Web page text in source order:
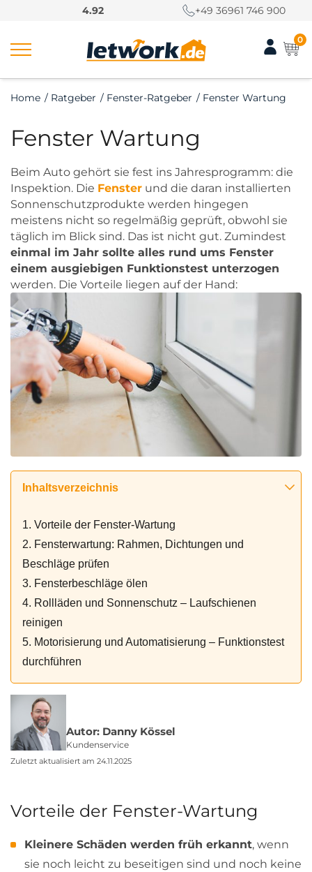
4.92 +49 36961 746 900
0
Home / Ratgeber / Fenster-Ratgeber / Fenster Wartung
Fenster Wartung
Beim Auto gehört sie fest ins Jahresprogramm: die
Inspektion. Die Fenster und die daran installierten
Sonnenschutzprodukte werden hingegen
meistens nicht so regelmäßig geprüft, obwohl sie
täglich im Blick sind. Das ist nicht gut. Zumindest
einmal im Jahr sollte alles rund ums Fenster
einem ausgiebigen Funktionstest unterzogen
werden. Die Vorteile liegen auf der Hand:
Inhaltsverzeichnis
1. Vorteile der Fenster-Wartung
2. Fensterwartung: Rahmen, Dichtungen und
Beschläge prüfen
3. Fensterbeschläge ölen
4. Rollläden und Sonnenschutz – Laufschienen
reinigen
5. Motorisierung und Automatisierung – Funktionstest
durchführen
Autor: Danny Kössel
Kundenservice
Zuletzt aktualisiert am 24.11.2025
Vorteile der Fenster-Wartung
Kleinere Schäden werden früh erkannt, wenn
sie noch leicht zu beseitigen sind und noch keine